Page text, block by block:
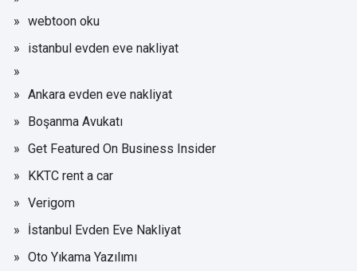
webtoon oku
istanbul evden eve nakliyat
Ankara evden eve nakliyat
Boşanma Avukatı
Get Featured On Business Insider
KKTC rent a car
Verigom
İstanbul Evden Eve Nakliyat
Oto Yıkama Yazılımı